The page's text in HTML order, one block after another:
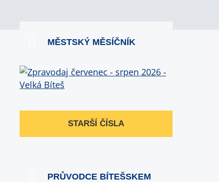
MĚSTSKÝ MĚSÍČNÍK
STARŠÍ ČÍSLA
PRŮVODCE BÍTEŠSKEM